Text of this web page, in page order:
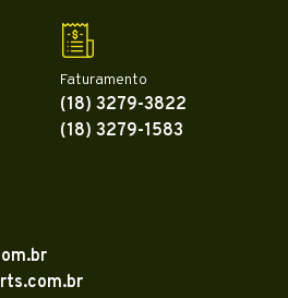
Faturamento
(18) 3279-3822
(18) 3279-1583